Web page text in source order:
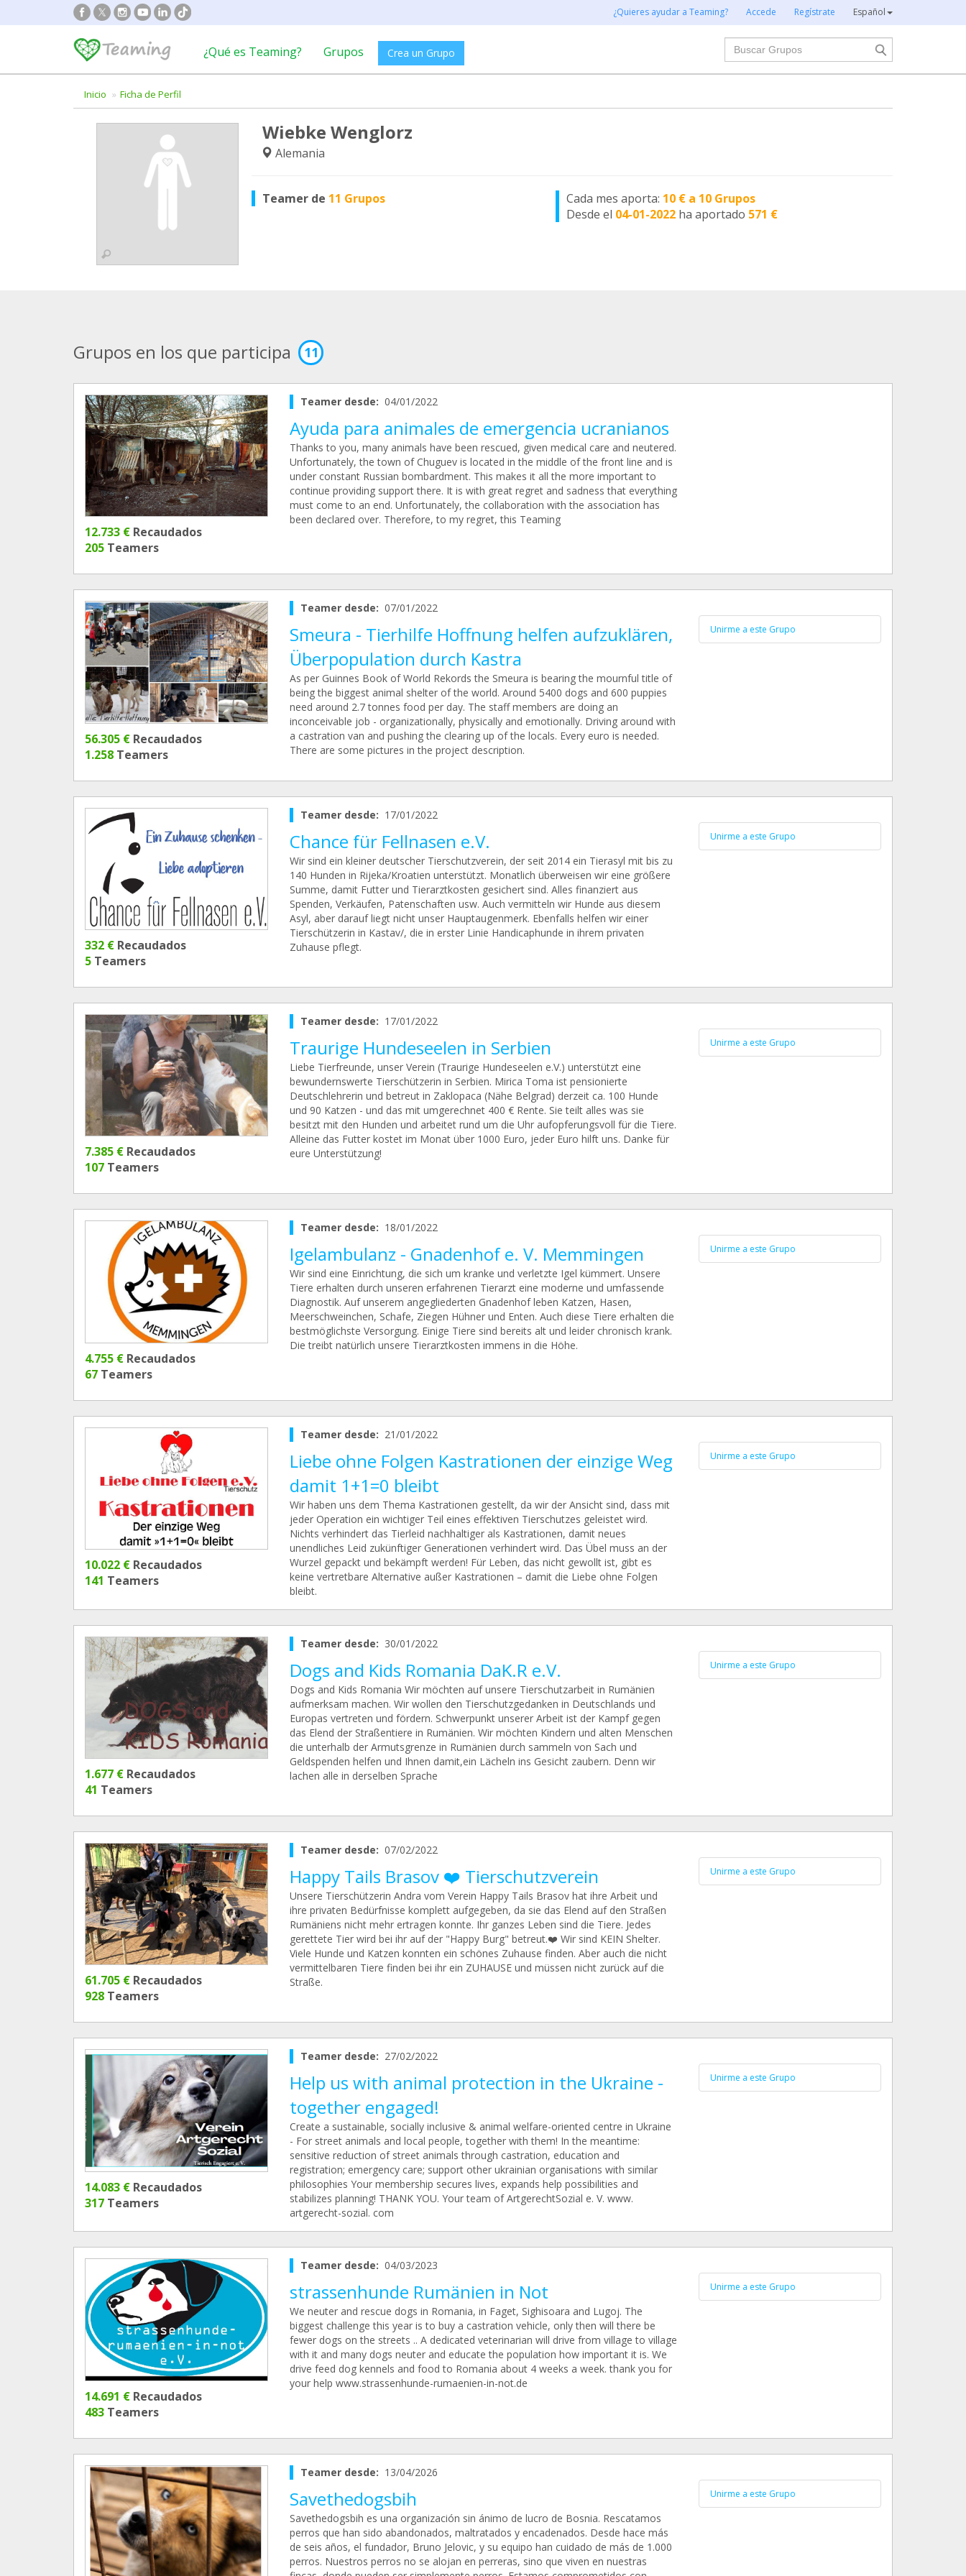
¿Quieres ayudar a Teaming? Accede Regístrate Español
¿Qué es Teaming? Grupos Crea un Grupo
Buscar
Inicio Ficha de Perfil
Wiebke Wenglorz
Alemania
Teamer de 11 Grupos Cada mes aporta: 10 € a 10 Grupos
Desde el 04-01-2022 ha aportado 571 €
Grupos en los que participa 11
12.733 € Recaudados
205 Teamers
Teamer desde: 04/01/2022
Ayuda para animales de emergencia ucranianos
Thanks to you, many animals have been rescued, given medical care and neutered.
Unfortunately, the town of Chuguev is located in the middle of the front line and is
under constant Russian bombardment. This makes it all the more important to
continue providing support there. It is with great regret and sadness that everything
must come to an end. Unfortunately, the collaboration with the association has
been declared over. Therefore, to my regret, this Teaming
56.305 € Recaudados
1.258 Teamers
Teamer desde: 07/01/2022
Smeura - Tierhilfe Hoffnung helfen aufzuklären,
Überpopulation durch Kastra
As per Guinnes Book of World Rekords the Smeura is bearing the mournful title of
being the biggest animal shelter of the world. Around 5400 dogs and 600 puppies
need around 2.7 tonnes food per day. The staff members are doing an
inconceivable job - organizationally, physically and emotionally. Driving around with
a castration van and pushing the clearing up of the locals. Every euro is needed.
There are some pictures in the project description.
Unirme a este Grupo
332 € Recaudados
5 Teamers
Teamer desde: 17/01/2022
Chance für Fellnasen e.V.
Wir sind ein kleiner deutscher Tierschutzverein, der seit 2014 ein Tierasyl mit bis zu
140 Hunden in Rijeka/Kroatien unterstützt. Monatlich überweisen wir eine größere
Summe, damit Futter und Tierarztkosten gesichert sind. Alles finanziert aus
Spenden, Verkäufen, Patenschaften usw. Auch vermitteln wir Hunde aus diesem
Asyl, aber darauf liegt nicht unser Hauptaugenmerk. Ebenfalls helfen wir einer
Tierschützerin in Kastav/, die in erster Linie Handicaphunde in ihrem privaten
Zuhause pflegt.
Unirme a este Grupo
7.385 € Recaudados
107 Teamers
Teamer desde: 17/01/2022
Traurige Hundeseelen in Serbien
Liebe Tierfreunde, unser Verein (Traurige Hundeseelen e.V.) unterstützt eine
bewundernswerte Tierschützerin in Serbien. Mirica Toma ist pensionierte
Deutschlehrerin und betreut in Zaklopaca (Nähe Belgrad) derzeit ca. 100 Hunde
und 90 Katzen - und das mit umgerechnet 400 € Rente. Sie teilt alles was sie
besitzt mit den Hunden und arbeitet rund um die Uhr aufopferungsvoll für die Tiere.
Alleine das Futter kostet im Monat über 1000 Euro, jeder Euro hilft uns. Danke für
eure Unterstützung!
Unirme a este Grupo
4.755 € Recaudados
67 Teamers
Teamer desde: 18/01/2022
Igelambulanz - Gnadenhof e. V. Memmingen
Wir sind eine Einrichtung, die sich um kranke und verletzte Igel kümmert. Unsere
Tiere erhalten durch unseren erfahrenen Tierarzt eine moderne und umfassende
Diagnostik. Auf unserem angegliederten Gnadenhof leben Katzen, Hasen,
Meerschweinchen, Schafe, Ziegen Hühner und Enten. Auch diese Tiere erhalten die
bestmöglichste Versorgung. Einige Tiere sind bereits alt und leider chronisch krank.
Die treibt natürlich unsere Tierarztkosten immens in die Höhe.
Unirme a este Grupo
10.022 € Recaudados
141 Teamers
Teamer desde: 21/01/2022
Liebe ohne Folgen Kastrationen der einzige Weg
damit 1+1=0 bleibt
Wir haben uns dem Thema Kastrationen gestellt, da wir der Ansicht sind, dass mit
jeder Operation ein wichtiger Teil eines effektiven Tierschutzes geleistet wird.
Nichts verhindert das Tierleid nachhaltiger als Kastrationen, damit neues
unendliches Leid zukünftiger Generationen verhindert wird. Das Übel muss an der
Wurzel gepackt und bekämpft werden! Für Leben, das nicht gewollt ist, gibt es
keine vertretbare Alternative außer Kastrationen – damit die Liebe ohne Folgen
bleibt.
Unirme a este Grupo
1.677 € Recaudados
41 Teamers
Teamer desde: 30/01/2022
Dogs and Kids Romania DaK.R e.V.
Dogs and Kids Romania Wir möchten auf unsere Tierschutzarbeit in Rumänien
aufmerksam machen. Wir wollen den Tierschutzgedanken in Deutschlands und
Europas vertreten und fördern. Schwerpunkt unserer Arbeit ist der Kampf gegen
das Elend der Straßentiere in Rumänien. Wir möchten Kindern und alten Menschen
die unterhalb der Armutsgrenze in Rumänien durch sammeln von Sach und
Geldspenden helfen und Ihnen damit,ein Lächeln ins Gesicht zaubern. Denn wir
lachen alle in derselben Sprache
Unirme a este Grupo
61.705 € Recaudados
928 Teamers
Teamer desde: 07/02/2022
Happy Tails Brasov ❤️ Tierschutzverein
Unsere Tierschützerin Andra vom Verein Happy Tails Brasov hat ihre Arbeit und
ihre privaten Bedürfnisse komplett aufgegeben, da sie das Elend auf den Straßen
Rumäniens nicht mehr ertragen konnte. Ihr ganzes Leben sind die Tiere. Jedes
gerettete Tier wird bei ihr auf der "Happy Burg" betreut.❤️ Wir sind KEIN Shelter.
Viele Hunde und Katzen konnten ein schönes Zuhause finden. Aber auch die nicht
vermittelbaren Tiere finden bei ihr ein ZUHAUSE und müssen nicht zurück auf die
Straße.
Unirme a este Grupo
14.083 € Recaudados
317 Teamers
Teamer desde: 27/02/2022
Help us with animal protection in the Ukraine -
together engaged!
Create a sustainable, socially inclusive & animal welfare-oriented centre in Ukraine
- For street animals and local people, together with them! In the meantime:
sensitive reduction of street animals through castration, education and
registration; emergency care; support other ukrainian organisations with similar
philosophies Your membership secures lives, expands help possibilities and
stabilizes planning! THANK YOU. Your team of ArtgerechtSozial e. V. www.
artgerecht-sozial. com
Unirme a este Grupo
14.691 € Recaudados
483 Teamers
Teamer desde: 04/03/2023
strassenhunde Rumänien in Not
We neuter and rescue dogs in Romania, in Faget, Sighisoara and Lugoj. The
biggest challenge this year is to buy a castration vehicle, only then will there be
fewer dogs on the streets .. A dedicated veterinarian will drive from village to village
with it and many dogs neuter and educate the population how important it is. We
drive feed dog kennels and food to Romania about 4 weeks a week. thank you for
your help www.strassenhunde-rumaenien-in-not.de
Unirme a este Grupo
Teamer desde: 13/04/2026
Savethedogsbih
Savethedogsbih es una organización sin ánimo de lucro de Bosnia. Rescatamos
perros que han sido abandonados, maltratados y encadenados. Desde hace más
de seis años, el fundador, Bruno Jelovic, y su equipo han cuidado de más de 1.000
perros. Nuestros perros no se alojan en perreras, sino que viven en nuestras
Unirme a este Grupo